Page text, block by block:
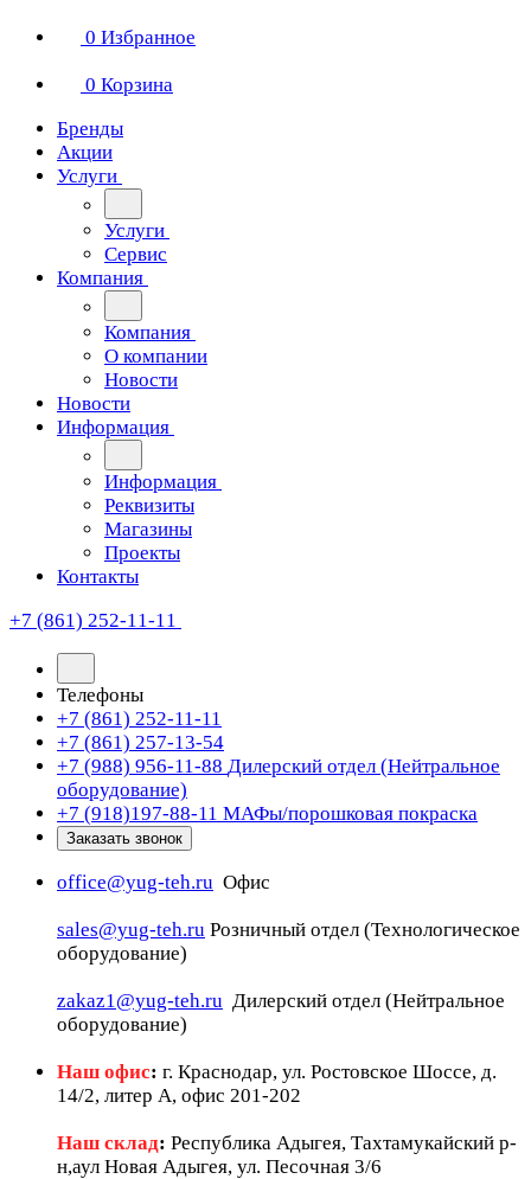
0 Избранное
0 Корзина
Бренды
Акции
Услуги
Услуги
Сервис
Компания
Компания
О компании
Новости
Новости
Информация
Информация
Реквизиты
Магазины
Проекты
Контакты
+7 (861) 252-11-11
Телефоны
+7 (861) 252-11-11
+7 (861) 257-13-54
+7 (988) 956-11-88 Дилерский отдел (Нейтральное
оборудование)
+7 (918)197-88-11 МАФы/порошковая покраска
Заказать звонок
office@yug-teh.ru Офис
sales@yug-teh.ru Розничный отдел (Технологическое
оборудование)
zakaz1@yug-teh.ru Дилерский отдел (Нейтральное
оборудование)
Наш офис: г. Краснодар, ул. Ростовское Шоссе, д.
14/2, литер А, офис 201-202
Наш склад: Республика Адыгея, Тахтамукайский р-
н,аул Новая Адыгея, ул. Песочная 3/6